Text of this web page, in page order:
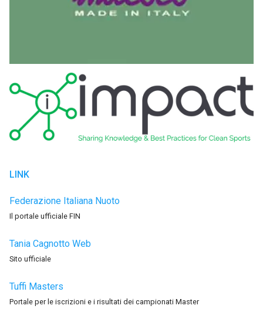
LINK
Federazione Italiana Nuoto
Il portale ufficiale FIN
Tania Cagnotto Web
Sito ufficiale
Tuffi Masters
Portale per le iscrizioni e i risultati dei campionati Master